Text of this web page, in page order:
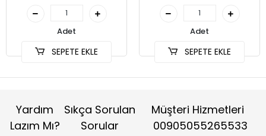
Adet
SEPETE EKLE
Adet
SEPETE EKLE
Yardım
Lazım Mı?
Sıkça Sorulan
Sorular
Müşteri Hizmetleri
00905055265533